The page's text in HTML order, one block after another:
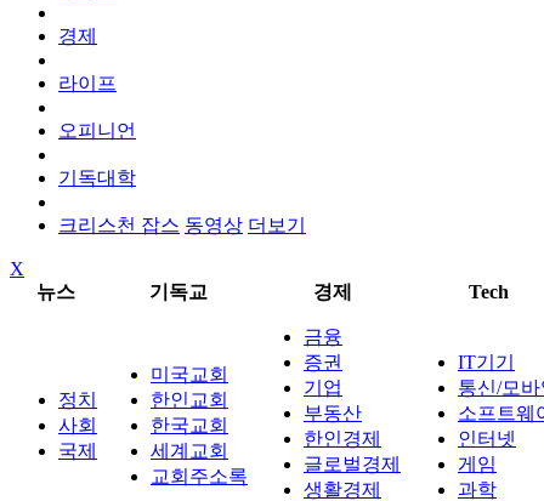
경제
라이프
오피니언
기독대학
크리스천 잡스 동영상 더보기
X
뉴스
기독교 경제 Tech
정치
사회
국제
미국교회
한인교회
한국교회
세계교회
교회주소록
금융
증권
기업
부동산
한인경제
글로벌경제
생활경제
IT기기
통신/모
소프트웨
인터넷
게임
과학